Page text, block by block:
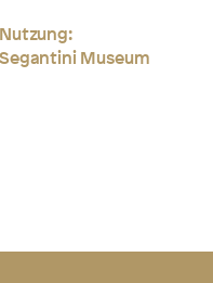
Nutzung:
Segantini Museum